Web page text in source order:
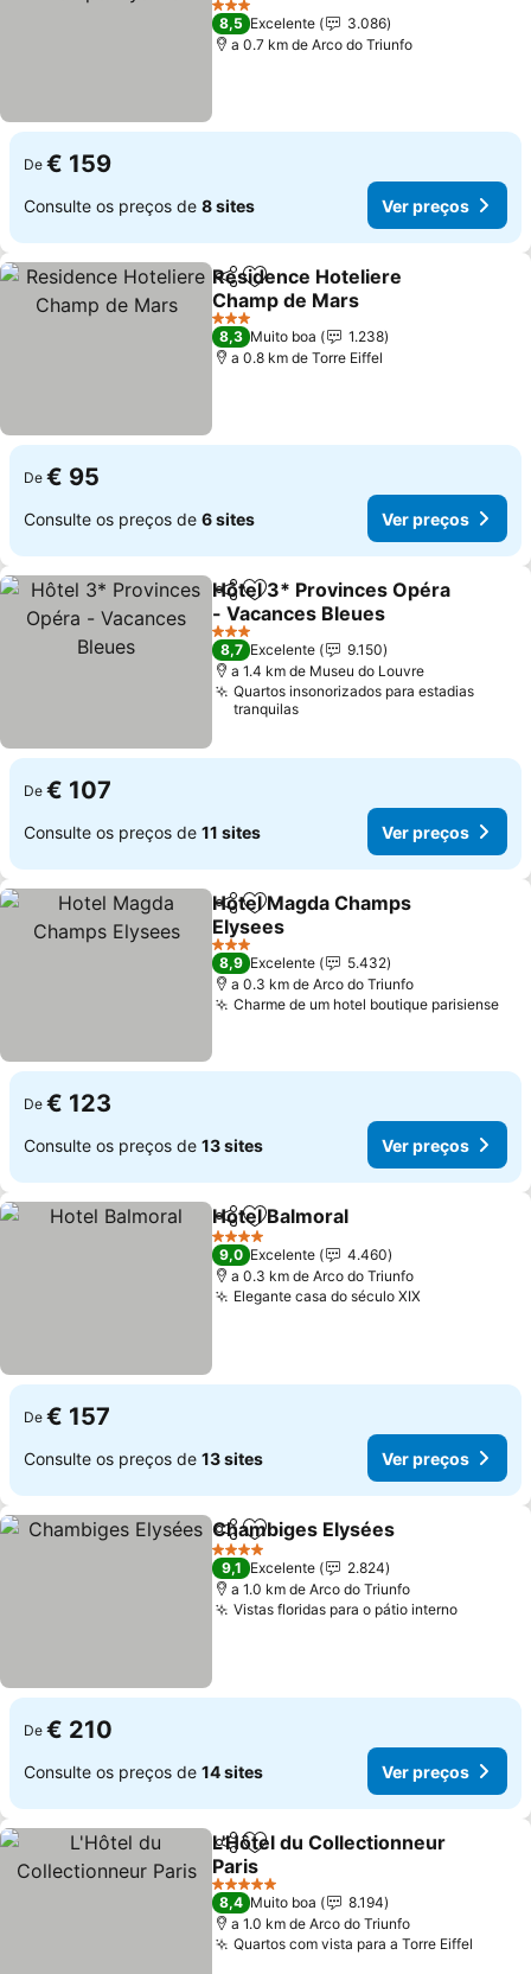
3 Estrelas
8,5 Excelente
3.086
a 0.7 km de Arco do Triunfo
De € 159
Consulte os preços de 8 sites Ver preços
PartilharAdicionar aos favoritos
Residence Hoteliere
Champ de Mars
3 Estrelas
8,3 Muito boa
1.238
a 0.8 km de Torre Eiffel
De € 95
Consulte os preços de 6 sites Ver preços
PartilharAdicionar aos favoritos
Hôtel 3* Provinces Opéra
- Vacances Bleues
3 Estrelas
8,7 Excelente
9.150
a 1.4 km de Museu do Louvre
Quartos insonorizados para estadias
tranquilas
De € 107
Consulte os preços de 11 sites Ver preços
PartilharAdicionar aos favoritos
Hotel Magda Champs
Elysees
3 Estrelas
8,9 Excelente
5.432
a 0.3 km de Arco do Triunfo
Charme de um hotel boutique parisiense
De € 123
Consulte os preços de 13 sites Ver preços
PartilharAdicionar aos favoritos
Hotel Balmoral
4 Estrelas
9,0 Excelente
4.460
a 0.3 km de Arco do Triunfo
Elegante casa do século XIX
De € 157
Consulte os preços de 13 sites Ver preços
PartilharAdicionar aos favoritos
Chambiges Elysées
4 Estrelas
9,1 Excelente
2.824
a 1.0 km de Arco do Triunfo
Vistas floridas para o pátio interno
De € 210
Consulte os preços de 14 sites Ver preços
PartilharAdicionar aos favoritos
L'Hôtel du Collectionneur
Paris
5 Estrelas
8,4 Muito boa
8.194
a 1.0 km de Arco do Triunfo
Quartos com vista para a Torre Eiffel